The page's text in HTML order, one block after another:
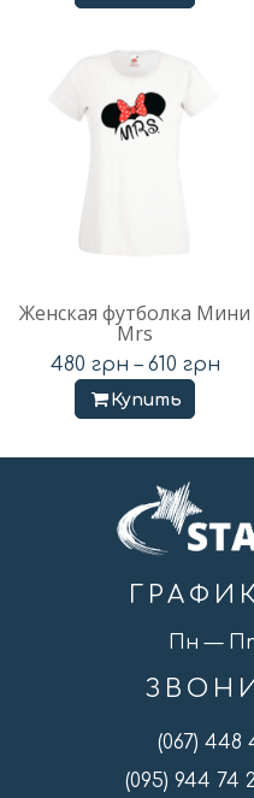
Женская футболка Мини
Mrs
480 грн – 610 грн
Купить
Пн —
(067) 448
(095) 944 74